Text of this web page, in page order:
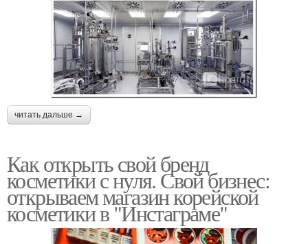
читать дальше →
Как открыть свой бренд
косметики с нуля. Свой бизнес:
открываем магазин корейской
косметики в "Инстаграме"